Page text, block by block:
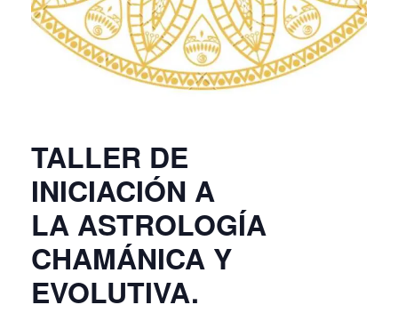
TALLER DE
INICIACIÓN A
LA ASTROLOGÍA
CHAMÁNICA Y
EVOLUTIVA.